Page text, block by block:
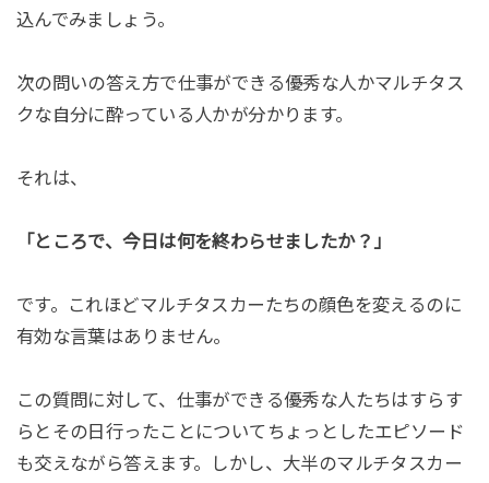
込んでみましょう。
次の問いの答え方で仕事ができる優秀な人かマルチタス
クな自分に酔っている人かが分かります。
それは、
「ところで、今日は何を終わらせましたか？」
です。これほどマルチタスカーたちの顔色を変えるのに
有効な言葉はありません。
この質問に対して、仕事ができる優秀な人たちはすらす
らとその日行ったことについてちょっとしたエピソード
も交えながら答えます。しかし、大半のマルチタスカー